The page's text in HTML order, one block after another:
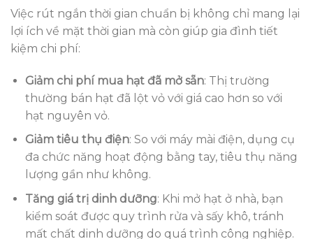
Việc rút ngắn thời gian chuẩn bị không chỉ mang lại
lợi ích về mặt thời gian mà còn giúp gia đình tiết
kiệm chi phí:
Giảm chi phí mua hạt đã mở sẵn: Thị trường
thường bán hạt đã lột vỏ với giá cao hơn so với
hạt nguyên vỏ.
Giảm tiêu thụ điện: So với máy mài điện, dụng cụ
đa chức năng hoạt động bằng tay, tiêu thụ năng
lượng gần như không.
Tăng giá trị dinh dưỡng: Khi mở hạt ở nhà, bạn
kiểm soát được quy trình rửa và sấy khô, tránh
mất chất dinh dưỡng do quá trình công nghiệp.